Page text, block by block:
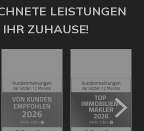
LEISTUNGEN
IHR ZUHAUSE!